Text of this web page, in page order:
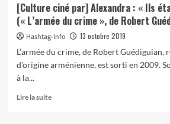
presse
Vendée
le
novembre
[Culture ciné par] Alexandra : « Ils
(« L’armée du crime », de Robert
Hashtag-Info
13 octobre 2019
L’armée du crime, de Robert Guédiguian,
d’origine arménienne, est sorti en 2009.
à la...
Lire la suiteEn